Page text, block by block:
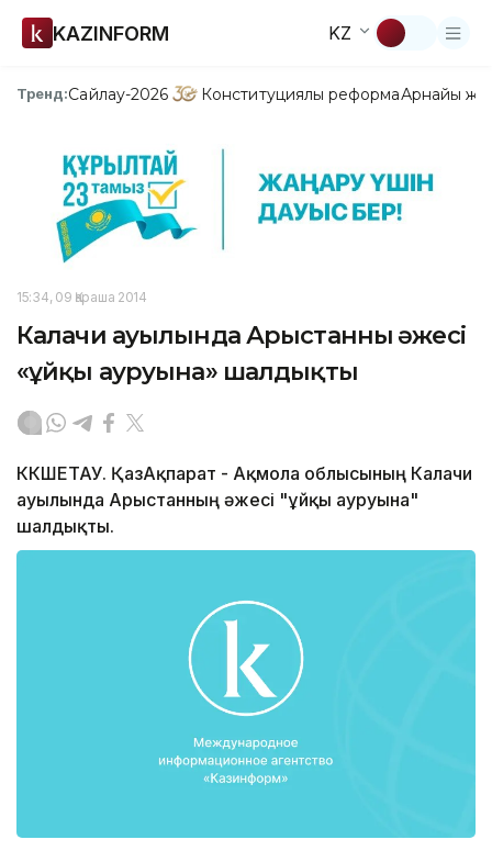
KAZINFORM KZ
Тренд:Сайлау-2026 Конституциялық реформаАрнайы
15:34, 09 Қараша 2014
Калачи ауылында Арыстанның әжесі
«ұйқы ауруына» шалдықты
КӨКШЕТАУ. ҚазАқпарат - Ақмола облысының Калачи
ауылында Арыстанның әжесі "ұйқы ауруына"
шалдықты.